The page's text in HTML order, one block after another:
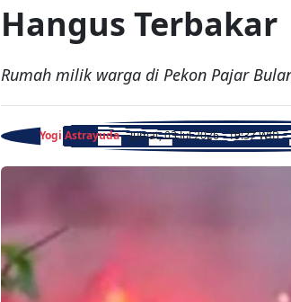
Hangus Terbakar
Rumah milik warga di Pekon Pajar
Yogi Astrayuda - Jumat, 03 Jul 2026 - 19:37 WIB